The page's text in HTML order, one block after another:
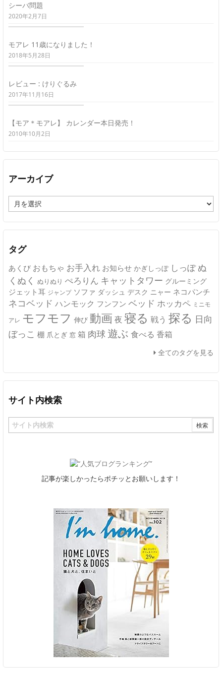
シーバ問題
2020年2月7日
モアレ 11歳になりました！
2018年5月28日
レビュー : けりぐるみ
2017年11月16日
【モア＊モアレ】 カレンダー本日発売！
2010年10月2日
アーカイブ
ー
カ
イ
タグ
あくび おもちゃ お手入れ お知らせ かぎしっぽ しっぽ ぬ
くぬく ぬりぬり ぺろりん キャットタワー グルーミング
ジェット耳 ジャンプ ソファ ダッシュ デスク ニャー ネコパンチ
ネコベッド ハンモック フンフン ベッド ホッカペ ミニモ
アレ モフモフ 伸び 動画 夜 寝る 戦う 探る 日向
ぼっこ 棚 爪とぎ 窓 箱 肉球 遊ぶ 食べる 香箱
全てのタグを見る
サイト内検索
記事が楽しかったらポチッとお願いします！